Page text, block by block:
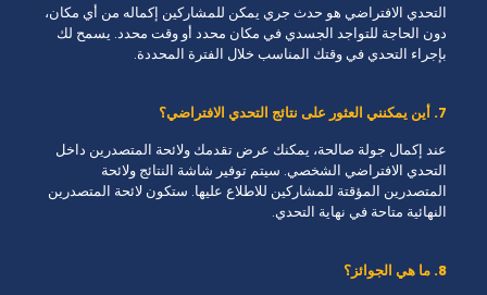
التحدي الافتراضي هو حدث جري يمكن للمشاركين إكماله من أي مكان،
دون الحاجة للتواجد الجسدي في مكان محدد أو وقت محدد. يسمح لك
بإجراء التحدي في وقتك المناسب خلال الفترة المحددة.
7. أين يمكنني العثور على نتائج التحدي الافتراضي؟
عند إكمال جولة صالحة، يمكنك عرض تقدمك ولائحة المتصدرين داخل
التحدي الافتراضي الشخصي. سيتم توفير شاشة النتائج ولائحة
المتصدرين المؤقتة للمشاركين للاطلاع عليها. ستكون لائحة المتصدرين
النهائية متاحة في نهاية التحدي.
8. ما هي الجوائز؟